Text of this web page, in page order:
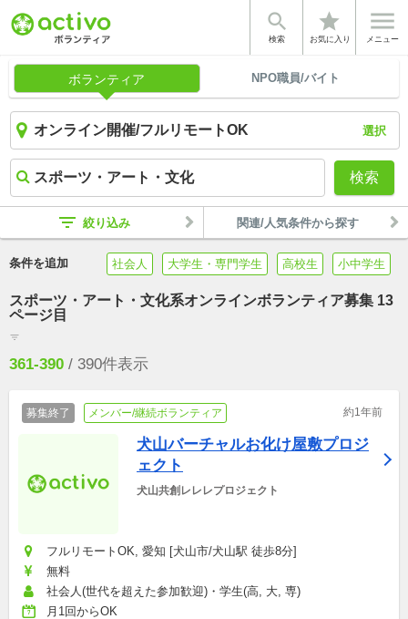

検索
star
お気に入り

メニュー
ボランティア NPO職員/バイト
選択
検索
filter_list 絞り込み 関連/人気条件から探す
条件を追加 社会人 大学生・専門学生 高校生 小中学生
スポーツ・アート・文化系オンラインボランティア募集 13
ページ目
filter_list
361-390 / 390件表示
募集終了 メンバー/継続ボランティア 約1年前
犬山バーチャルお化け屋敷プロジ
ェクト
犬山共創レレレプロジェクト
フルリモートOK, 愛知 [犬山市/犬山駅 徒歩8分]
無料
社会人(世代を超えた参加歓迎)・学生(高, 大, 専)
月1回からOK